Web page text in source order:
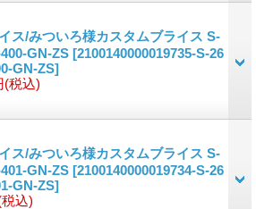
ス/みついろ様カスタムブライス S-
GN-ZS [2100140000019735-S-26
GN-ZS]
(税込)
ス/みついろ様カスタムブライス S-
GN-ZS [2100140000019734-S-26
GN-ZS]
税込)